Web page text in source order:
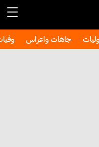
جاهات واعراس